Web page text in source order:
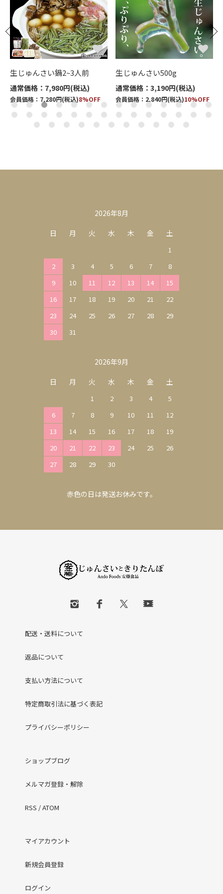
生じゅんさい鍋2~3人前
通常価格：7,980円(税込)
会員価格：7,280円(税込)8%OFF
生じゅんさい500g
通常価格：3,190円(税込)
会員価格：2,840円(税込)10%OFF
2026年8月
日
月 火 水 木 金 土
1
2
3 4 5 6 7
8
9
10 11 12 13 14
15
16
17 18 19 20 21
22
23
24 25 26 27 28
29
30
31
2026年9月
日
月 火 水 木 金 土
1 2 3 4
5
6
7 8 9 10 11
12
13
14 15 16 17 18
19
20
21 22 23 24 25
26
27
28 29 30
赤色の日は発送お休みです。
配送・送料について
返品について
支払い方法について
特定商取引法に基づく表記
プライバシーポリシー
ショップブログ
メルマガ登録・解除
RSS /ATOM
マイアカウント
新規会員登録
ログイン